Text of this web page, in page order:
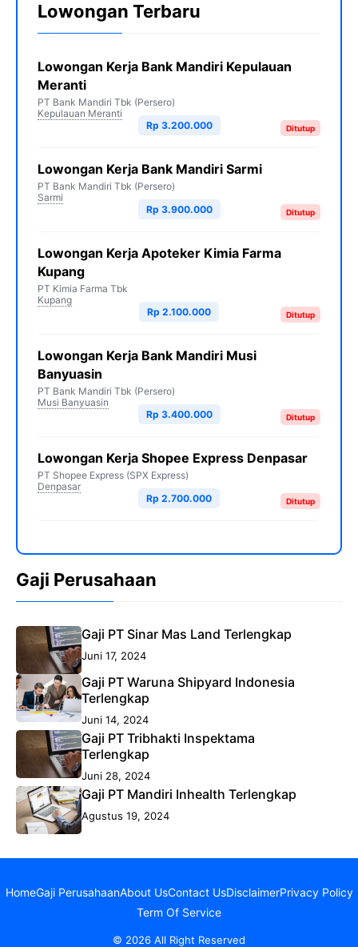
Lowongan Terbaru
Lowongan Kerja Bank Mandiri Kepulauan
Meranti
PT Bank Mandiri Tbk (Persero)
Kepulauan Meranti
Ditutup
Rp 3.200.000
Lowongan Kerja Bank Mandiri Sarmi
PT Bank Mandiri Tbk (Persero)
Sarmi
Ditutup
Rp 3.900.000
Lowongan Kerja Apoteker Kimia Farma
Kupang
PT Kimia Farma Tbk
Kupang
Ditutup
Rp 2.100.000
Lowongan Kerja Bank Mandiri Musi
Banyuasin
PT Bank Mandiri Tbk (Persero)
Musi Banyuasin
Ditutup
Rp 3.400.000
Lowongan Kerja Shopee Express Denpasar
PT Shopee Express (SPX Express)
Denpasar
Ditutup
Rp 2.700.000
Gaji Perusahaan
Gaji PT Sinar Mas Land Terlengkap
Juni 17, 2024
Gaji PT Waruna Shipyard Indonesia
Terlengkap
Juni 14, 2024
Gaji PT Tribhakti Inspektama
Terlengkap
Juni 28, 2024
Gaji PT Mandiri Inhealth Terlengkap
Agustus 19, 2024
HomeGaji PerusahaanAbout UsContact UsDisclaimerPrivacy Policy
Term Of Service
© 2026 All Right Reserved